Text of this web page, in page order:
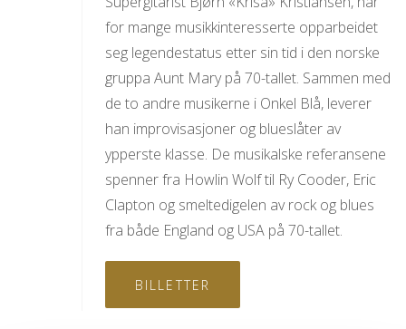
for mange musikkinteresserte opparbeidet
seg legendestatus etter sin tid i den norske
gruppa Aunt Mary på 70-tallet. Sammen med
de to andre musikerne i Onkel Blå, leverer
han improvisasjoner og blueslåter av
ypperste klasse. De musikalske referansene
spenner fra Howlin Wolf til Ry Cooder, Eric
Clapton og smeltedigelen av rock og blues
fra både England og USA på 70-tallet.
BILLETTER